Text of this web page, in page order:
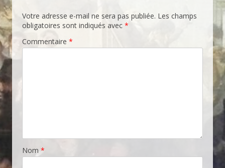
Votre adresse e-mail ne sera pas publiée. Les champs
obligatoires sont indiqués avec *
Commentaire *
Nom *